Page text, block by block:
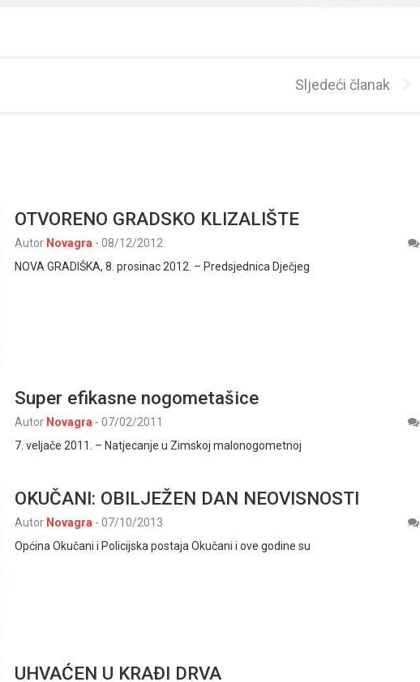
Sljedeći članak
OTVORENO GRADSKO KLIZALIŠTE
Autor Novagra - 08/12/2012
NOVA GRADIŠKA, 8. prosinac 2012. – Predsjednica Dječjeg
Super efikasne nogometašice
Autor Novagra - 07/02/2011
7. veljače 2011. – Natjecanje u Zimskoj malonogometnoj
OKUČANI: OBILJEŽEN DAN NEOVISNOSTI
Autor Novagra - 07/10/2013
Općina Okučani i Policijska postaja Okučani i ove godine su
UHVAĆEN U KRAĐI DRVA